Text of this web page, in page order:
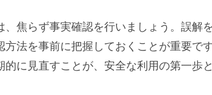
焦らず事実確認を行いましょう。誤解
法を事前に把握しておくことが重要で
に見直すことが、安全な利用の第一歩と